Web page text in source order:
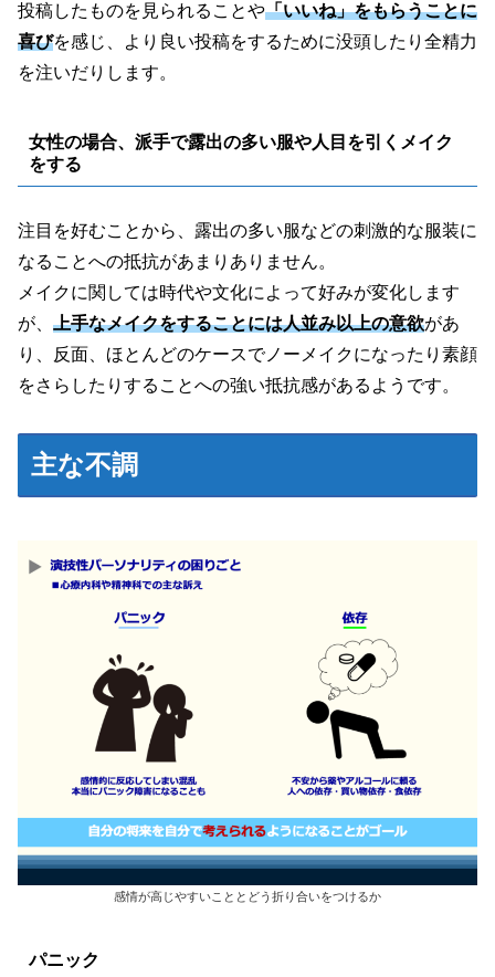
投稿したものを見られることや「いいね」をもらうことに
喜びを感じ、より良い投稿をするために没頭したり全精力
を注いだりします。
女性の場合、派手で露出の多い服や人目を引くメイク
をする
注目を好むことから、露出の多い服などの刺激的な服装に
なることへの抵抗があまりありません。
メイクに関しては時代や文化によって好みが変化します
が、 上手なメイクをすることには人並み以上の意欲があ
り、反面、ほとんどのケースでノーメイクになったり素顔
をさらしたりすることへの強い抵抗感があるようです。
主な不調
感情が高じやすいこととどう折り合いをつけるか
パニック